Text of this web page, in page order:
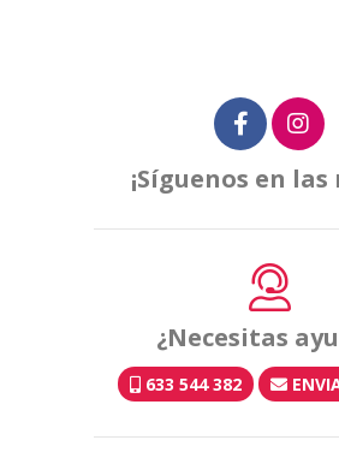
¡Síguenos en las
¿Necesitas
633 544 382